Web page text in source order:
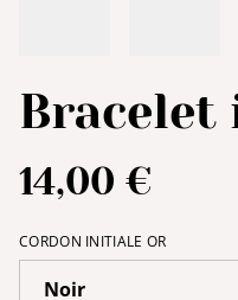
14,00 €
CORDON INITIALE OR